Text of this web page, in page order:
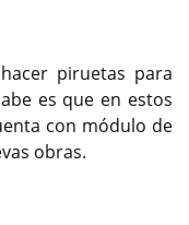
piruetas para
es que en estos
con módulo de
obras.